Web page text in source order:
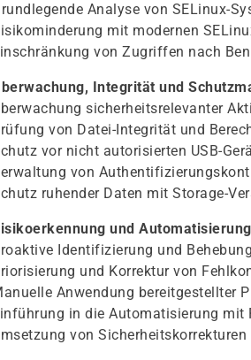
Analyse von SELinux-
mit modernen
von Zugriffen nach
Integrität und
sicherheitsrelevanter
von Datei-Integrität und
vor nicht autorisierten USB-
von
ruhender Daten mit Storage-
und Automatisierung
Identifizierung und
und Korrektur von
Anwendung bereitgestellter
in die Automatisierung
von